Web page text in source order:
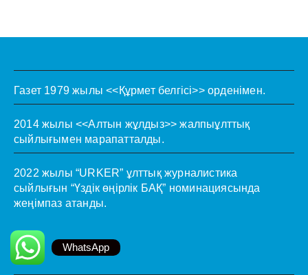
Газет 1979 жылы <<Құрмет белгісі>> орденімен.
2014 жылы <<Алтын жұлдыз>> жалпыұлттық
сыйлығымен марапатталды.
2022 жылы “URKER” ұлттық журналистика
сыйлығын “Үздік өңірлік БАҚ” номинациясында
жеңімпаз атанды.
WhatsApp